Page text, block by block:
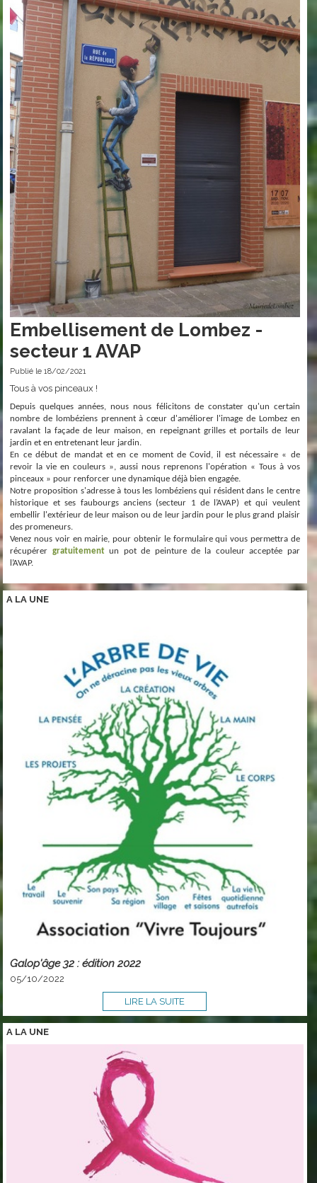
Embellisement de Lombez -
secteur 1 AVAP
Publié le 18/02/2021
Tous à vos pinceaux !
Depuis quelques années, nous nous félicitons de constater qu'un certain
nombre de lombéziens prennent à cœur d'améliorer l'image de Lombez en
ravalant la façade de leur maison, en repeignant grilles et portails de leur
jardin et en entretenant leur jardin.
En ce début de mandat et en ce moment de Covid, il est nécessaire « de
revoir la vie en couleurs », aussi nous reprenons l'opération « Tous à vos
pinceaux » pour renforcer une dynamique déjà bien engagée.
Notre proposition s'adresse à tous les lombéziens qui résident dans le centre
historique et ses faubourgs anciens (secteur 1 de l’AVAP) et qui veulent
embellir l'extérieur de leur maison ou de leur jardin pour le plus grand plaisir
des promeneurs.
Venez nous voir en mairie, pour obtenir le formulaire qui vous permettra de
récupérer gratuitementun pot de peinture de la couleur acceptée par
l’AVAP.
A LA UNE
Galop'âge 32 : édition 2022
05/10/2022
LIRE LA SUITE
A LA UNE